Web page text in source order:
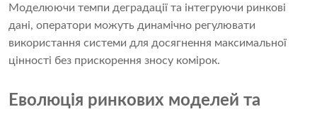
Моделюючи темпи деградації та інтегруючи ринкові
дані, оператори можуть динамічно регулювати
використання системи для досягнення максимальної
цінності без прискорення зносу комірок.
Еволюція ринкових моделей та